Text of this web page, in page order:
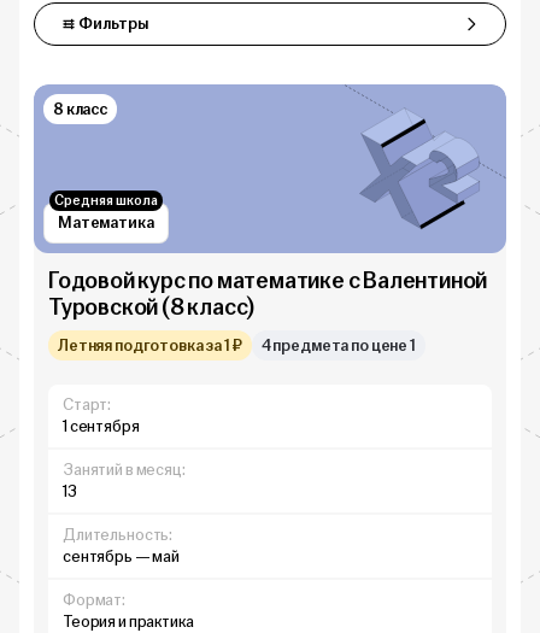
ФильтрыФильтры
Математика
Средняя школа
8 класс
Годовой курс по математике с Валентиной
Туровской (8 класс)
Летняя подготовка за 1 ₽ 4 предмета по цене 1
Старт:
1 сентября
Занятий в месяц:
13
Длительность:
сентябрь — май
Формат:
Теория и практика